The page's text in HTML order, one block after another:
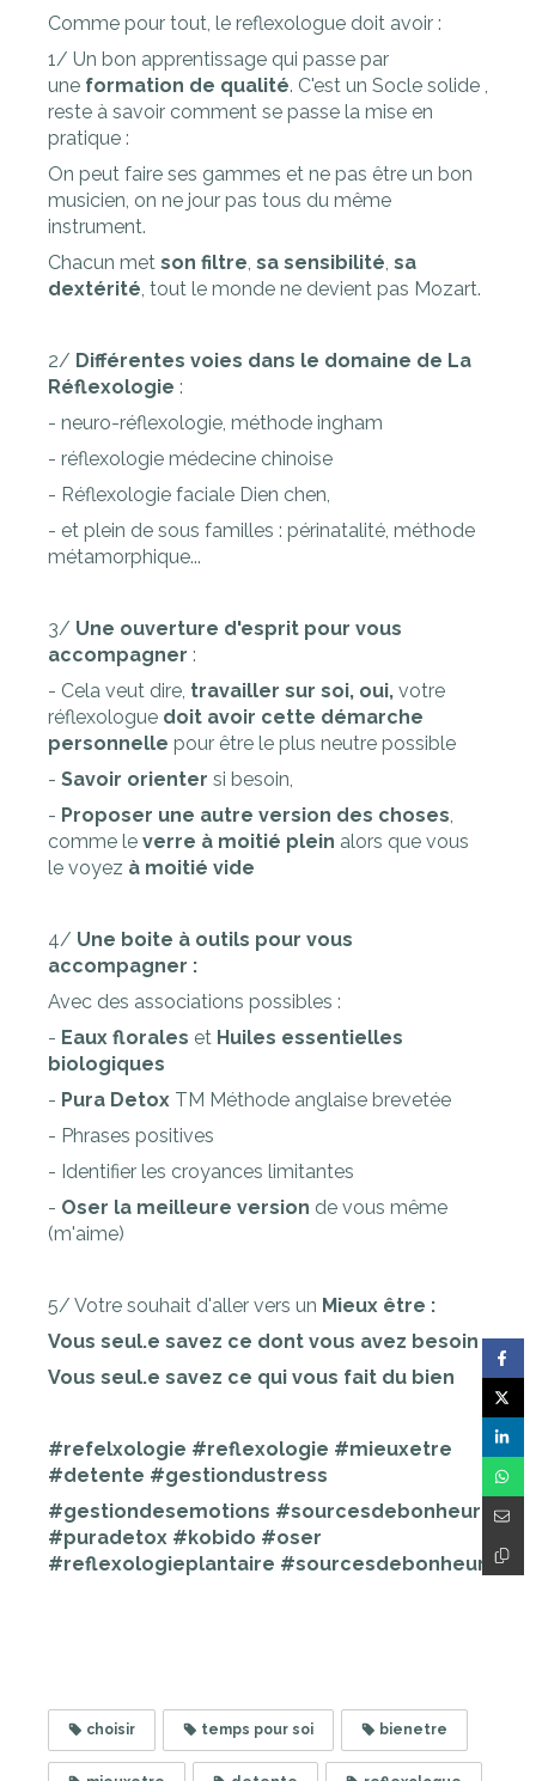
Comme pour tout, le reflexologue doit avoir :
1/ Un bon apprentissage qui passe par
une formation de qualité. C'est un Socle solide ,
reste à savoir comment se passe la mise en
pratique :
On peut faire ses gammes et ne pas être un bon
musicien, on ne jour pas tous du même
instrument.
Chacun met son filtre sa sensibilité sa
dextérité , tout le monde ne devient pas Mozart.
2/ Différentes voies dans le domaine de La
Réflexologie :
- neuro-réflexologie, méthode ingham
- réflexologie médecine chinoise
- Réflexologie faciale Dien chen,
- et plein de sous familles : périnatalité, méthode
métamorphique...
3/ Une ouverture d'esprit pour vous
accompagner :
- Cela veut dire, travailler sur soi, oui, votre
réflexologue doit avoir cette démarche
personnelle pour être le plus neutre possible
- Savoir orienter si besoin,
- Proposer une autre version des choses
comme le verre à moitié plein alors que vous
le voyez à moitié vide
4/ Une boite à outils pour vous
accompagner :
Avec des associations possibles :
- Eaux florales et Huiles essentielles
biologiques
- Pura Detox TM Méthode anglaise brevetée
- Phrases positives
- Identifier les croyances limitantes
- Oser la meilleure version de vous même
(m'aime)
5/ Votre souhait d'aller vers un Mieux être :
Vous seul.e savez ce dont vous avez besoin
Vous seul.e savez ce qui vous fait du bien
#refelxologie #reflexologie #mieuxetre
#detente #gestiondustress
#gestiondesemotions #sourcesdebonheur
#puradetox #kobido #oser
#reflexologieplantaire #sourcesdebonheur
choisir temps pour soi bienetre